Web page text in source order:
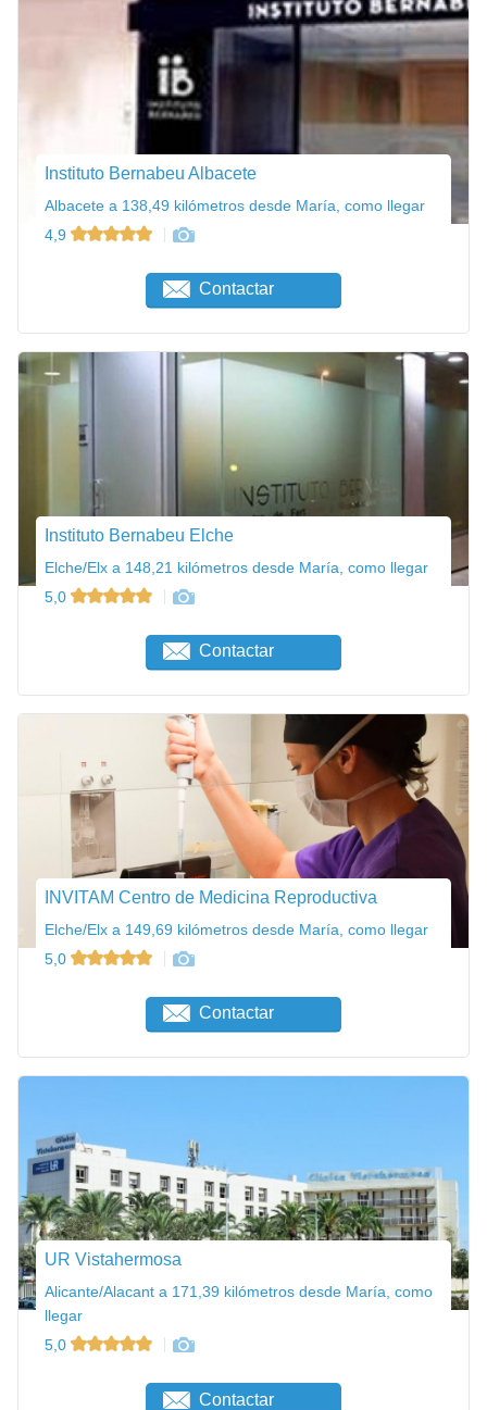
Instituto Bernabeu Albacete
Albacete a 138,49 kilómetros desde María, como llegar
4,9
Contactar
Instituto Bernabeu Elche
Elche/Elx a 148,21 kilómetros desde María, como llegar
5,0
Contactar
INVITAM Centro de Medicina Reproductiva
Elche/Elx a 149,69 kilómetros desde María, como llegar
5,0
Contactar
UR Vistahermosa
Alicante/Alacant a 171,39 kilómetros desde María, como
llegar
5,0
Contactar